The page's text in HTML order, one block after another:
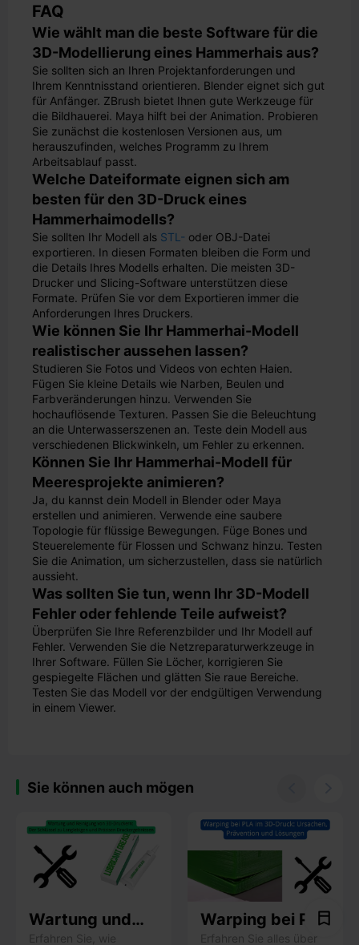
FAQ
Wie wählt man die beste Software für die
3D-Modellierung eines Hammerhais aus?
Sie sollten sich an Ihren Projektanforderungen und
Ihrem Kenntnisstand orientieren. Blender eignet sich gut
für Anfänger. ZBrush bietet Ihnen gute Werkzeuge für
die Bildhauerei. Maya hilft bei der Animation. Probieren
Sie zunächst die kostenlosen Versionen aus, um
herauszufinden, welches Programm zu Ihrem
Arbeitsablauf passt.
Welche Dateiformate eignen sich am
besten für den 3D-Druck eines
Hammerhaimodells?
Sie sollten Ihr Modell als STL- oder OBJ-Datei
exportieren. In diesen Formaten bleiben die Form und
die Details Ihres Modells erhalten. Die meisten 3D-
Drucker und Slicing-Software unterstützen diese
Formate. Prüfen Sie vor dem Exportieren immer die
Anforderungen Ihres Druckers.
Wie können Sie Ihr Hammerhai-Modell
realistischer aussehen lassen?
Studieren Sie Fotos und Videos von echten Haien.
Fügen Sie kleine Details wie Narben, Beulen und
Farbveränderungen hinzu. Verwenden Sie
hochauflösende Texturen. Passen Sie die Beleuchtung
an die Unterwasserszenen an. Teste dein Modell aus
verschiedenen Blickwinkeln, um Fehler zu erkennen.
Können Sie Ihr Hammerhai-Modell für
Meeresprojekte animieren?
Ja, du kannst dein Modell in Blender oder Maya
erstellen und animieren. Verwende eine saubere
Topologie für flüssige Bewegungen. Füge Bones und
Steuerelemente für Flossen und Schwanz hinzu. Testen
Sie die Animation, um sicherzustellen, dass sie natürlich
aussieht.
Was sollten Sie tun, wenn Ihr 3D-Modell
Fehler oder fehlende Teile aufweist?
Überprüfen Sie Ihre Referenzbilder und Ihr Modell auf
Fehler. Verwenden Sie die Netzreparaturwerkzeuge in
Ihrer Software. Füllen Sie Löcher, korrigieren Sie
gespiegelte Flächen und glätten Sie raue Bereiche.
Testen Sie das Modell vor der endgültigen Verwendung
in einem Viewer.
Sie können auch mögen
Wartung und
Reinigung von
Erfahren Sie, wie
Warping bei PLA
im 3D-Druck:
Erfahren Sie alles über